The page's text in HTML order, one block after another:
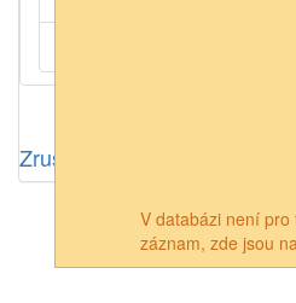
Zrušit výběr
V databázi není
záznam, zde jsou